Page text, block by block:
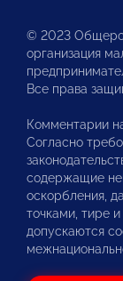
© 2023
организация
Все права
Комментарии
Согласно
содержащие
оскорбления,
точками, тире
допускаются